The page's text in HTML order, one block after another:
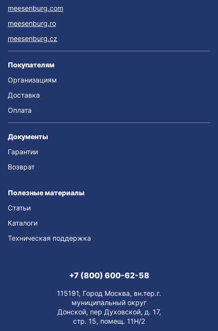
meesenburg.com
meesenburg.ro
meesenburg.cz
Покупателям
Организациям
Доставка
Оплата
Документы
Гарантии
Возврат
Полезные материалы
Статьи
Каталоги
Техническая поддержка
+7 (800) 600-62-58
115191, Город Москва, вн.тер.г.
муниципальный округ
Донской, пер Духовской, д. 17,
стр. 15, помещ. 11Н/2